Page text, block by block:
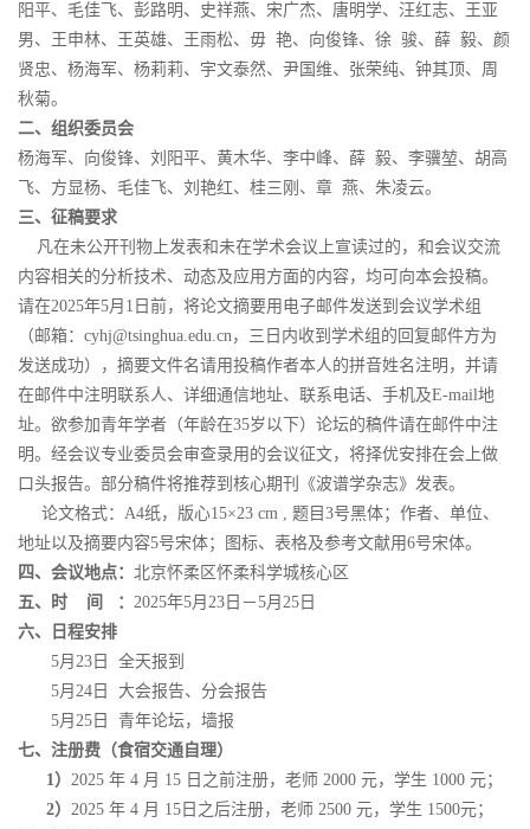
阳平、毛佳飞、彭路明、史祥燕、宋广杰、唐明学、汪红志、王亚
男、王申林、王英雄、王雨松、毋 艳、向俊锋、徐 骏、薛 毅、颜
贤忠、杨海军、杨莉莉、宇文泰然、尹国维、张荣纯、钟其顶、周
秋菊。
二、组织委员会
杨海军、向俊锋、刘阳平、黄木华、李中峰、薛 毅、李骥堃、胡高
飞、方显杨、毛佳飞、刘艳红、桂三刚、章 燕、朱凌云。
三、征稿要求
凡在未公开刊物上发表和未在学术会议上宣读过的，和会议交流
内容相关的分析技术、动态及应用方面的内容，均可向本会投稿。
请在2025年5月1日前，将论文摘要用电子邮件发送到会议学术组
（邮箱： cyhj@tsinghua.edu.cn，三日内收到学术组的回复邮件方为
发送成功），摘要文件名请用投稿作者本人的拼音姓名注明，并请
在邮件中注明联系人、详细通信地址、联系电话、手机及E-mail地
址。欲参加青年学者（年龄在35岁以下）论坛的稿件请在邮件中注
明。经会议专业委员会审查录用的会议征文，将择优安排在会上做
口头报告。部分稿件将推荐到核心期刊《波谱学杂志》发表。
论文格式：A4纸，版心15×23 cm , 题目3号黑体；作者、单位、
地址以及摘要内容5号宋体；图标、表格及参考文献用6号宋体。
四、会议地点： 北京怀柔区怀柔科学城核心区
五、时
间 ： 2025年5月23日－5月25日
六、日程安排
5月23日 全天报到
5月24日 大会报告、分会报告
5月25日 青年论坛，墙报
七、注册费（食宿交通自理）
1） 2025 年 4 月 15 日之前注册，老师 2000 元，学生 1000 元；
2） 2025 年 4 月 15日之后注册，老师 2500 元，学生 1500元；